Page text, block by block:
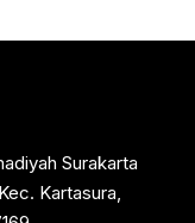
Surakarta
Kartasura,